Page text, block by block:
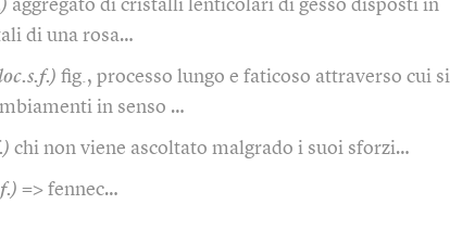
aggregato di cristalli lenticolari di gesso disposti in
di una rosa…
fig., processo lungo e faticoso attraverso cui si
in senso …
chi non viene ascoltato malgrado i suoi sforzi…
=> fennec…